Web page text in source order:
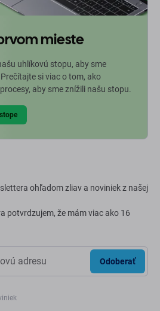
mieste
uhlíkovú stopu, aby sme
si viac o tom, ako
aby sme znížili našu stopu.
ohľadom zliav a noviniek z našej
potvrdzujem, že mám viac ako 16
Odoberať